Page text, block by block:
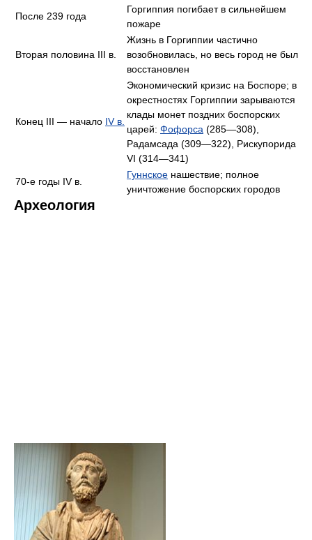
После 239 года
Горгиппия погибает в сильнейшем
пожаре
Вторая половина III в.
Жизнь в Горгиппии частично
возобновилась, но весь город не был
восстановлен
Конец III — начало IV в.
Экономический кризис на Боспоре; в
окрестностях Горгиппии зарываются
клады монет поздних боспорских
царей: Фофорса (285—308),
Радамсада (309—322), Рискупорида
VI (314—341)
70-е годы IV в.
Гуннское нашествие; полное
уничтожение боспорских городов
Археология